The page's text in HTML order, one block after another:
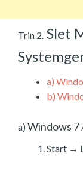
Trin 2. Slet
a)
b)
a) Windows 7
Start →